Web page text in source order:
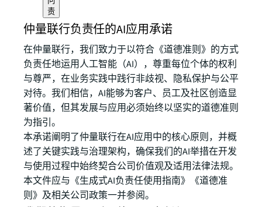
责
仲量联行负责任的AI应用承诺
在仲量联行，我们致力于以符合《道德准则》的方式
负责任地运用人工智能（AI），尊重每位个体的权利
与尊严，在业务实践中践行非歧视、隐私保护与公平
对待。我们相信，AI能够为客户、员工及社区创造显
著价值，但其发展与应用必须始终以坚实的道德准则
为指引。
本承诺阐明了仲量联行在AI应用中的核心原则，并概
述了关键实践与治理架构，确保我们的AI举措在开发
与使用过程中始终契合公司价值观及适用法律法规。
本文件应与《生成式AI负责任使用指南》《道德准
则》及相关公司政策一并参阅。